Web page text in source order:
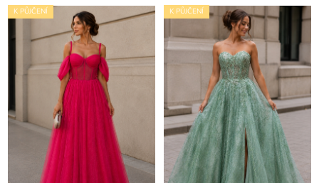
K PŮJČENÍ K PŮJČENÍ